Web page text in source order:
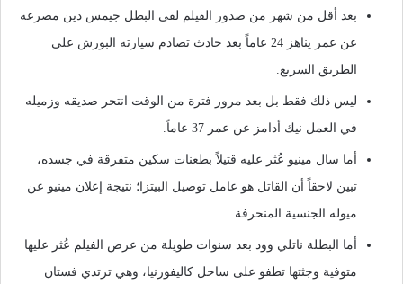
بعد أقل من شهر من صدور الفيلم لقى البطل جيمس دين مصرعه
عن عمر يناهز 24 عاماً بعد حادث تصادم سيارته البورش على
الطريق السريع.
ليس ذلك فقط بل بعد مرور فترة من الوقت انتحر صديقه وزميله
في العمل نيك أدامز عن عمر 37 عاماً.
أما سال مينيو عُثر عليه قتيلاً بطعنات سكين متفرقة في جسده،
تبين لاحقاً أن القاتل هو عامل توصيل البيتزا؛ نتيجة إعلان مينيو عن
ميوله الجنسية المنحرفة.
أما البطلة ناتلي وود بعد سنوات طويلة من عرض الفيلم عُثر عليها
متوفية وجثتها تطفو على ساحل كاليفورنيا، وهي ترتدي فستان